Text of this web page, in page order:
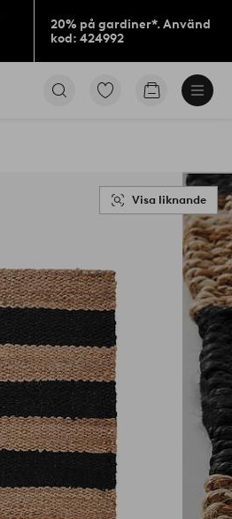
20% på gardiner*. Använd
kod: 424992
Gå
Gå
Visa liknande